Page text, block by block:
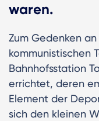
waren.
Zum Gedenken
kommunistischen
Bahnhofsstation
errichtet, deren
Element der
sich den kleinen